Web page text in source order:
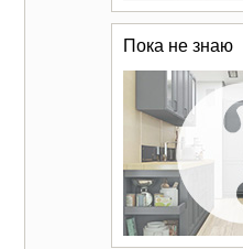
Пока не знаю